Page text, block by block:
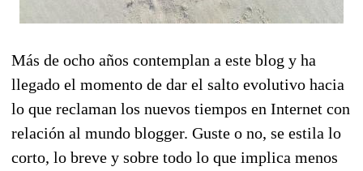
Más de ocho años contemplan a este blog y ha
llegado el momento de dar el salto evolutivo hacia
lo que reclaman los nuevos tiempos en Internet con
relación al mundo blogger. Guste o no, se estila lo
corto, lo breve y sobre todo lo que implica menos